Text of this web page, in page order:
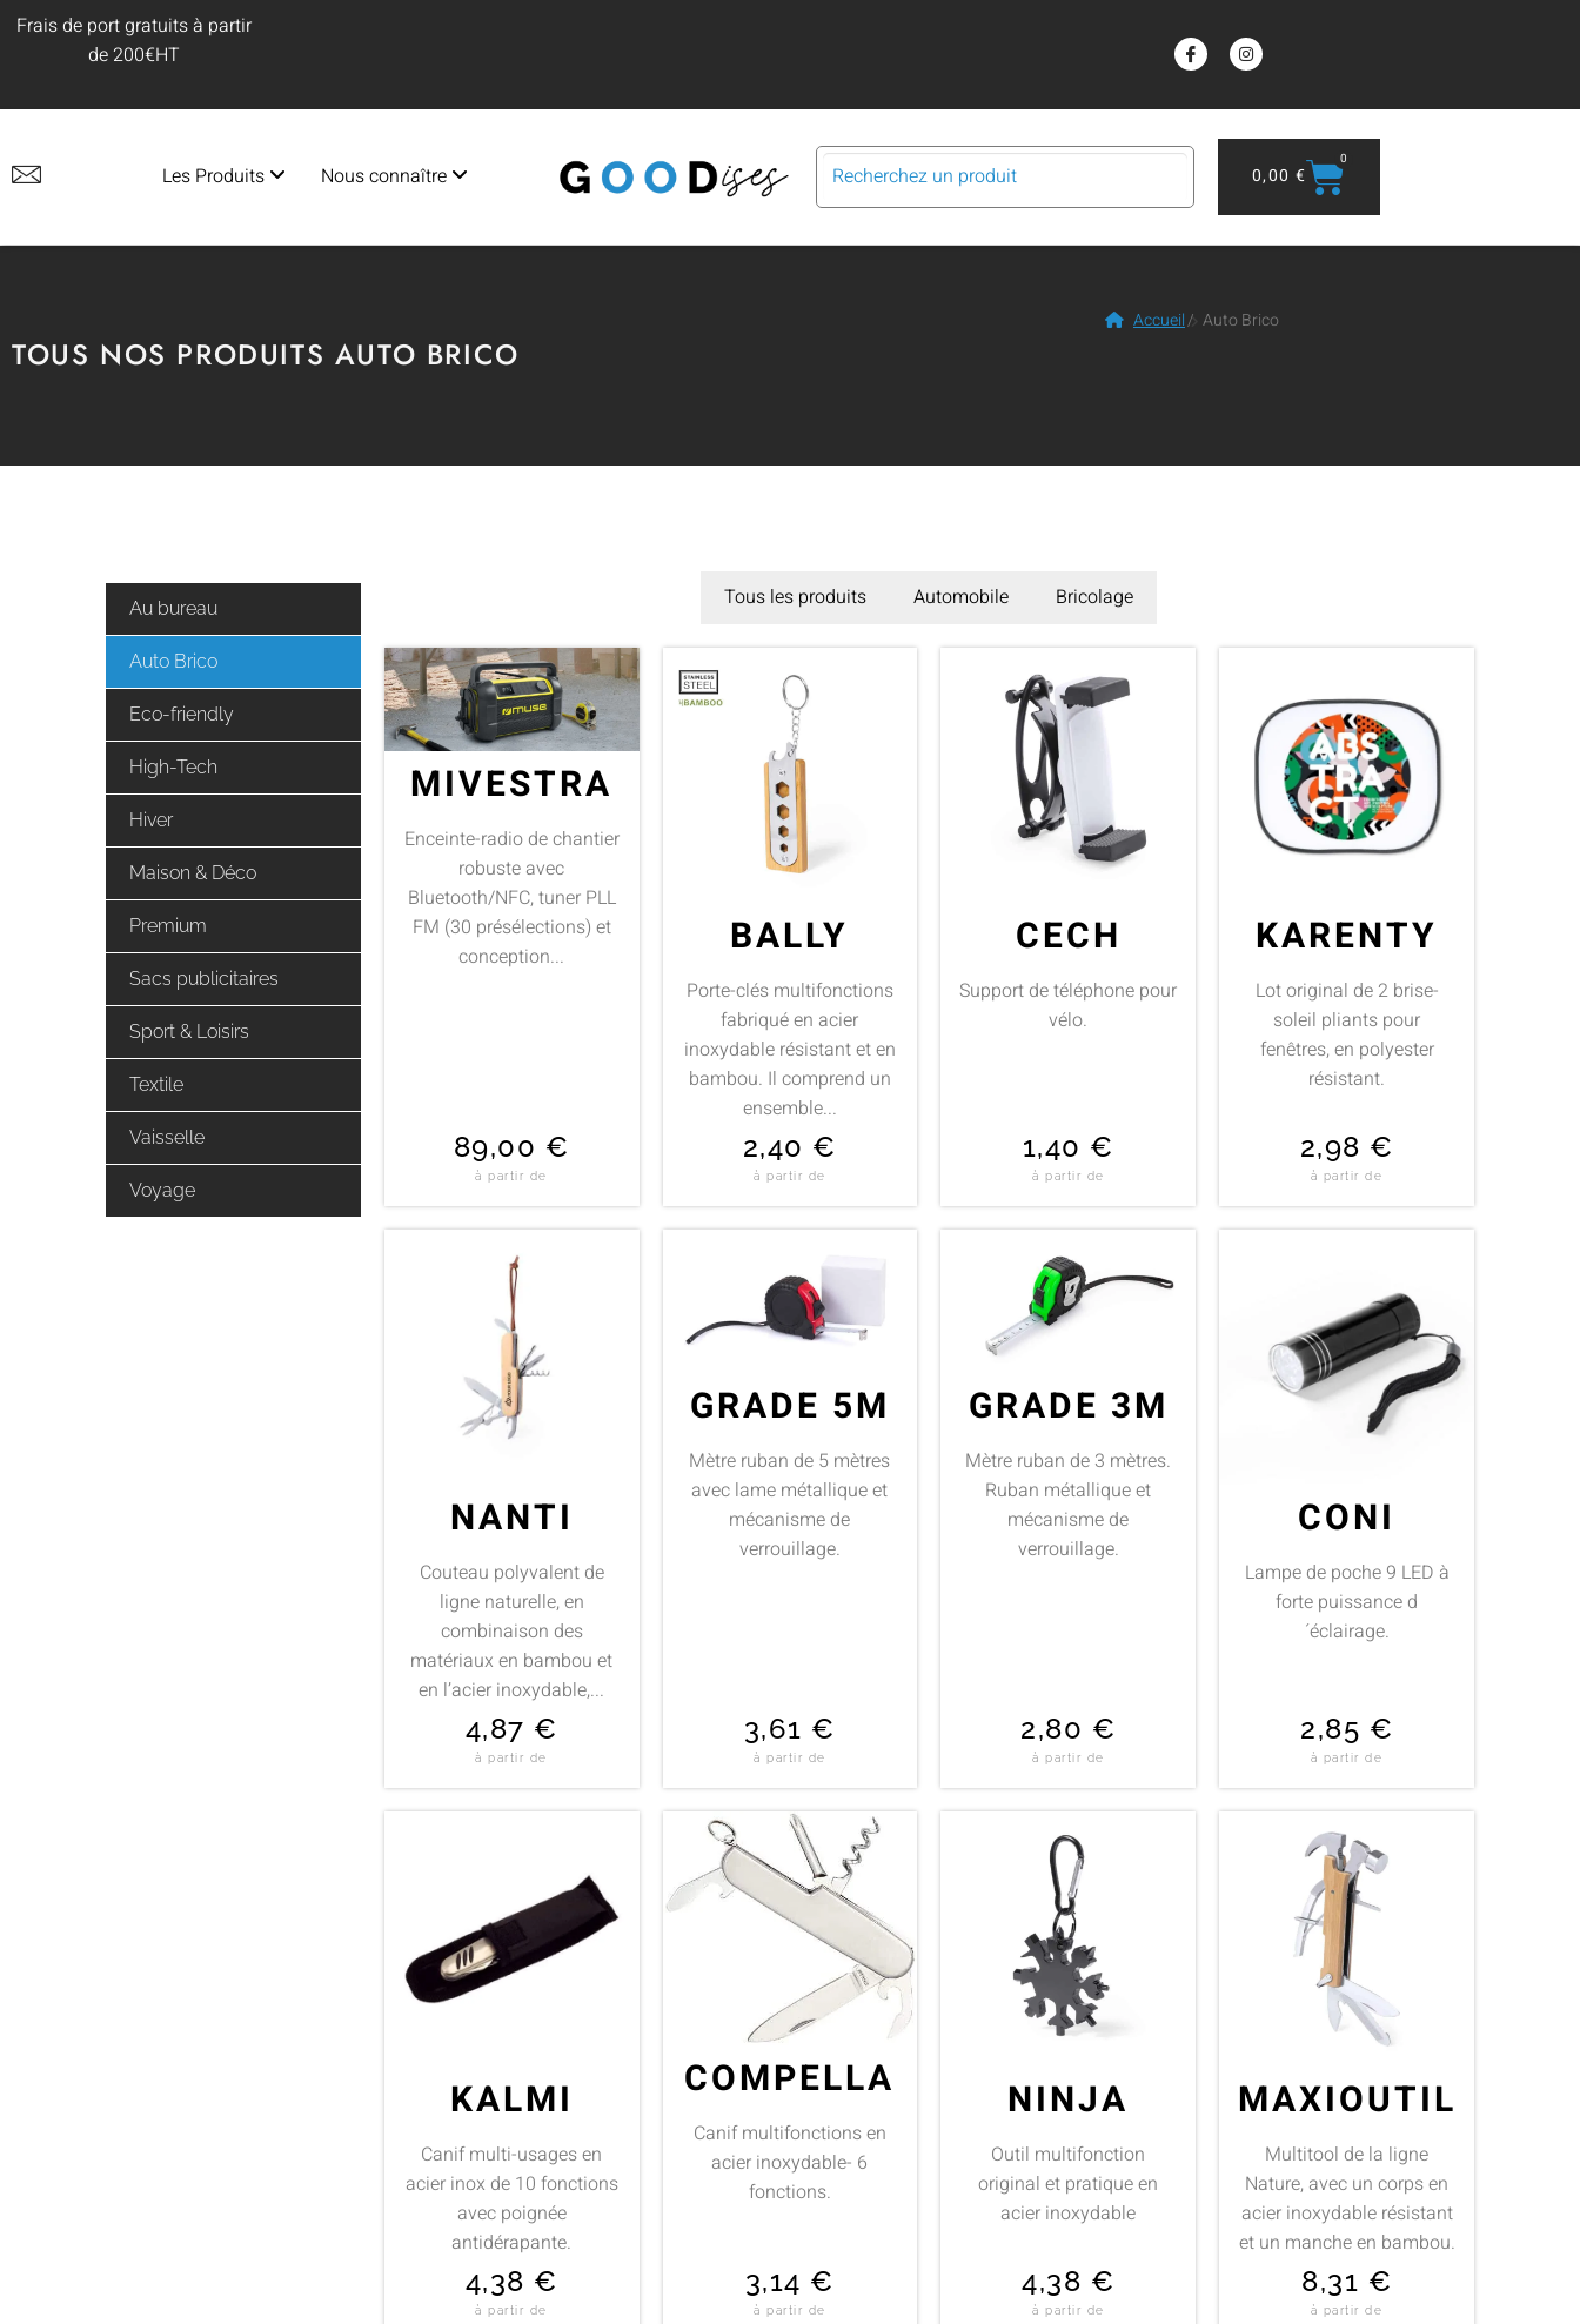
Frais de port gratuits à partir
de 200€HT
Les Produits Nous connaître 0,00 €
0
TOUS NOS PRODUITS AUTO BRICO
Accueil/ Auto Brico
Au bureau
Auto Brico
Eco-friendly
High-Tech
Hiver
Maison & Déco
Premium
Sacs publicitaires
Sport & Loisirs
Textile
Vaisselle
Voyage
Tous les produits Automobile Bricolage
MIVESTRA
Enceinte-radio de chantier
robuste avec
Bluetooth/NFC, tuner PLL
FM (30 présélections) et
conception...
89,00 €
à partir de
BALLY
Porte-clés multifonctions
fabriqué en acier
inoxydable résistant et en
bambou. Il comprend un
ensemble...
2,40 €
à partir de
CECH
Support de téléphone pour
vélo.
1,40 €
à partir de
KARENTY
Lot original de 2 brise-
soleil pliants pour
fenêtres, en polyester
résistant.
2,98 €
à partir de
NANTI
Couteau polyvalent de
ligne naturelle, en
combinaison des
matériaux en bambou et
en l’acier inoxydable,...
4,87 €
à partir de
GRADE 5M
Mètre ruban de 5 mètres
avec lame métallique et
mécanisme de
verrouillage.
3,61 €
à partir de
GRADE 3M
Mètre ruban de 3 mètres.
Ruban métallique et
mécanisme de
verrouillage.
2,80 €
à partir de
CONI
Lampe de poche 9 LED à
forte puissance d
´éclairage.
2,85 €
à partir de
KALMI
Canif multi-usages en
acier inox de 10 fonctions
avec poignée
antidérapante.
4,38 €
à partir de
COMPELLA
Canif multifonctions en
acier inoxydable- 6
fonctions.
3,14 €
à partir de
NINJA
Outil multifonction
original et pratique en
acier inoxydable
4,38 €
à partir de
MAXIOUTIL
Multitool de la ligne
Nature, avec un corps en
acier inoxydable résistant
et un manche en bambou.
8,31 €
à partir de